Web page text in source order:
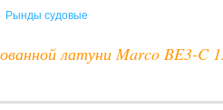
Рынды судовые
латуни Marco BE3-C